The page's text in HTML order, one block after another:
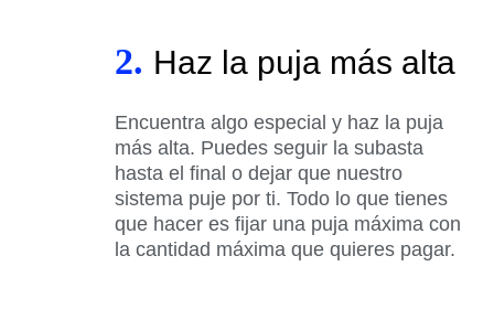
2. Haz la puja más alta
Encuentra algo especial y haz la puja
más alta. Puedes seguir la subasta
hasta el final o dejar que nuestro
sistema puje por ti. Todo lo que tienes
que hacer es fijar una puja máxima con
la cantidad máxima que quieres pagar.